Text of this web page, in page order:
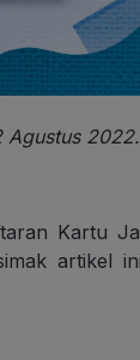
Agustus 2022.
Kartu
artikel